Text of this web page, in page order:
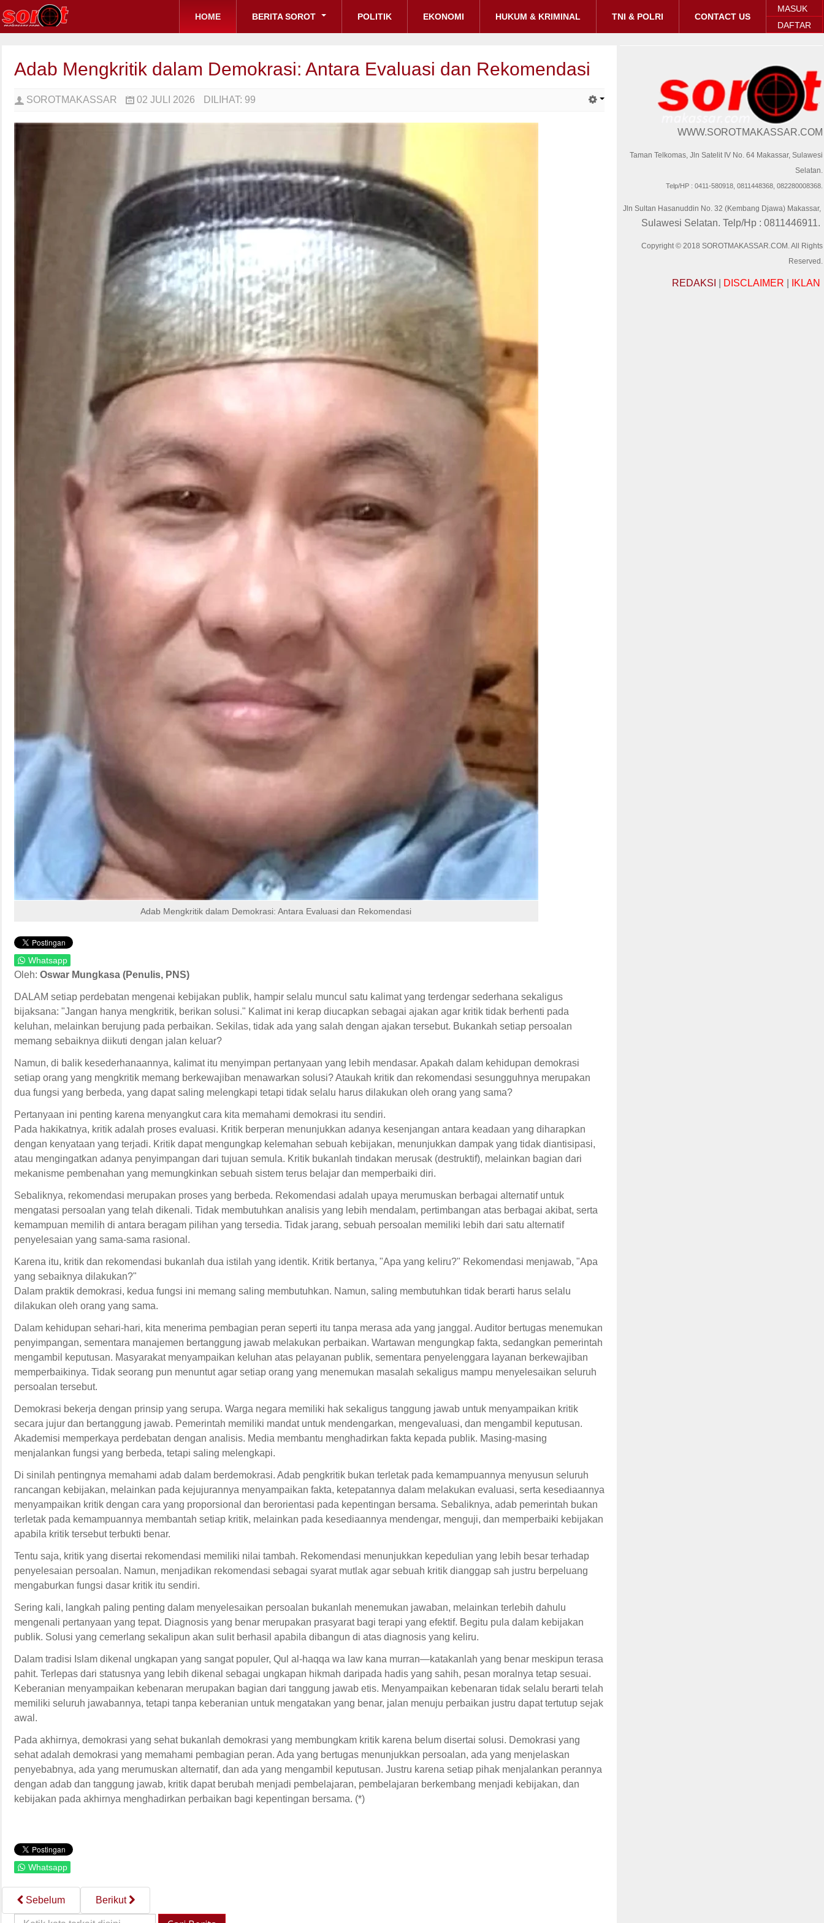
MASUK
DAFTAR
HOME BERITA SOROT POLITIK EKONOMI HUKUM & KRIMINAL TNI & POLRI CONTACT US
Adab Mengkritik dalam Demokrasi: Antara Evaluasi dan Rekomendasi
SOROTMAKASSAR 02 JULI 2026 DILIHAT: 99
Adab Mengkritik dalam Demokrasi: Antara Evaluasi dan Rekomendasi
Whatsapp
Oleh: Oswar Mungkasa (Penulis, PNS)
DALAM setiap perdebatan mengenai kebijakan publik, hampir selalu muncul satu kalimat yang terdengar sederhana sekaligus
bijaksana: "Jangan hanya mengkritik, berikan solusi." Kalimat ini kerap diucapkan sebagai ajakan agar kritik tidak berhenti pada
keluhan, melainkan berujung pada perbaikan. Sekilas, tidak ada yang salah dengan ajakan tersebut. Bukankah setiap persoalan
memang sebaiknya diikuti dengan jalan keluar?
Namun, di balik kesederhanaannya, kalimat itu menyimpan pertanyaan yang lebih mendasar. Apakah dalam kehidupan demokrasi
setiap orang yang mengkritik memang berkewajiban menawarkan solusi? Ataukah kritik dan rekomendasi sesungguhnya merupakan
dua fungsi yang berbeda, yang dapat saling melengkapi tetapi tidak selalu harus dilakukan oleh orang yang sama?
Pertanyaan ini penting karena menyangkut cara kita memahami demokrasi itu sendiri.
Pada hakikatnya, kritik adalah proses evaluasi. Kritik berperan menunjukkan adanya kesenjangan antara keadaan yang diharapkan
dengan kenyataan yang terjadi. Kritik dapat mengungkap kelemahan sebuah kebijakan, menunjukkan dampak yang tidak diantisipasi,
atau mengingatkan adanya penyimpangan dari tujuan semula. Kritik bukanlah tindakan merusak (destruktif), melainkan bagian dari
mekanisme pembenahan yang memungkinkan sebuah sistem terus belajar dan memperbaiki diri.
Sebaliknya, rekomendasi merupakan proses yang berbeda. Rekomendasi adalah upaya merumuskan berbagai alternatif untuk
mengatasi persoalan yang telah dikenali. Tidak membutuhkan analisis yang lebih mendalam, pertimbangan atas berbagai akibat, serta
kemampuan memilih di antara beragam pilihan yang tersedia. Tidak jarang, sebuah persoalan memiliki lebih dari satu alternatif
penyelesaian yang sama-sama rasional.
Karena itu, kritik dan rekomendasi bukanlah dua istilah yang identik. Kritik bertanya, "Apa yang keliru?" Rekomendasi menjawab, "Apa
yang sebaiknya dilakukan?"
Dalam praktik demokrasi, kedua fungsi ini memang saling membutuhkan. Namun, saling membutuhkan tidak berarti harus selalu
dilakukan oleh orang yang sama.
Dalam kehidupan sehari-hari, kita menerima pembagian peran seperti itu tanpa merasa ada yang janggal. Auditor bertugas menemukan
penyimpangan, sementara manajemen bertanggung jawab melakukan perbaikan. Wartawan mengungkap fakta, sedangkan pemerintah
mengambil keputusan. Masyarakat menyampaikan keluhan atas pelayanan publik, sementara penyelenggara layanan berkewajiban
memperbaikinya. Tidak seorang pun menuntut agar setiap orang yang menemukan masalah sekaligus mampu menyelesaikan seluruh
persoalan tersebut.
Demokrasi bekerja dengan prinsip yang serupa. Warga negara memiliki hak sekaligus tanggung jawab untuk menyampaikan kritik
secara jujur dan bertanggung jawab. Pemerintah memiliki mandat untuk mendengarkan, mengevaluasi, dan mengambil keputusan.
Akademisi memperkaya perdebatan dengan analisis. Media membantu menghadirkan fakta kepada publik. Masing-masing
menjalankan fungsi yang berbeda, tetapi saling melengkapi.
Di sinilah pentingnya memahami adab dalam berdemokrasi. Adab pengkritik bukan terletak pada kemampuannya menyusun seluruh
rancangan kebijakan, melainkan pada kejujurannya menyampaikan fakta, ketepatannya dalam melakukan evaluasi, serta kesediaannya
menyampaikan kritik dengan cara yang proporsional dan berorientasi pada kepentingan bersama. Sebaliknya, adab pemerintah bukan
terletak pada kemampuannya membantah setiap kritik, melainkan pada kesediaannya mendengar, menguji, dan memperbaiki kebijakan
apabila kritik tersebut terbukti benar.
Tentu saja, kritik yang disertai rekomendasi memiliki nilai tambah. Rekomendasi menunjukkan kepedulian yang lebih besar terhadap
penyelesaian persoalan. Namun, menjadikan rekomendasi sebagai syarat mutlak agar sebuah kritik dianggap sah justru berpeluang
mengaburkan fungsi dasar kritik itu sendiri.
Sering kali, langkah paling penting dalam menyelesaikan persoalan bukanlah menemukan jawaban, melainkan terlebih dahulu
mengenali pertanyaan yang tepat. Diagnosis yang benar merupakan prasyarat bagi terapi yang efektif. Begitu pula dalam kebijakan
publik. Solusi yang cemerlang sekalipun akan sulit berhasil apabila dibangun di atas diagnosis yang keliru.
Dalam tradisi Islam dikenal ungkapan yang sangat populer, Qul al-haqqa wa law kana murran—katakanlah yang benar meskipun terasa
pahit. Terlepas dari statusnya yang lebih dikenal sebagai ungkapan hikmah daripada hadis yang sahih, pesan moralnya tetap sesuai.
Keberanian menyampaikan kebenaran merupakan bagian dari tanggung jawab etis. Menyampaikan kebenaran tidak selalu berarti telah
memiliki seluruh jawabannya, tetapi tanpa keberanian untuk mengatakan yang benar, jalan menuju perbaikan justru dapat tertutup sejak
awal.
Pada akhirnya, demokrasi yang sehat bukanlah demokrasi yang membungkam kritik karena belum disertai solusi. Demokrasi yang
sehat adalah demokrasi yang memahami pembagian peran. Ada yang bertugas menunjukkan persoalan, ada yang menjelaskan
penyebabnya, ada yang merumuskan alternatif, dan ada yang mengambil keputusan. Justru karena setiap pihak menjalankan perannya
dengan adab dan tanggung jawab, kritik dapat berubah menjadi pembelajaran, pembelajaran berkembang menjadi kebijakan, dan
kebijakan pada akhirnya menghadirkan perbaikan bagi kepentingan bersama. (*)
Whatsapp
Sebelum
Berikut
Cari
WWW.SOROTMAKASSAR.COM
Taman Telkomas, Jln Satelit IV No. 64 Makassar, Sulawesi
Selatan.
Telp/HP : 0411-580918, 0811448368, 082280008368.
Jln Sultan Hasanuddin No. 32 (Kembang Djawa) Makassar,
Sulawesi Selatan. Telp/Hp : 0811446911.
Copyright © 2018 SOROTMAKASSAR.COM. All Rights
Reserved.
REDAKSI DISCLAIMER IKLAN